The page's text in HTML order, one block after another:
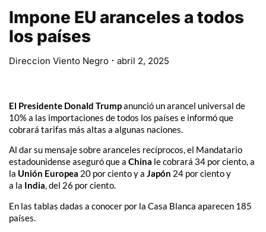
Impone EU aranceles a todos
los países
Direccion Viento Negro abril 2, 2025
El Presidente Donald Trumpanunció un arancel universal de
10% a las importaciones de todos los países e informó que
cobrará tarifas más altas a algunas naciones.
Al dar su mensaje sobre aranceles recíprocos, el Mandatario
estadounidense aseguró que a China le cobrará 34 por ciento, a
la Unión Europea 20 por ciento y a Japón 24 por ciento y
a la India, del 26 por ciento.
En las tablas dadas a conocer por la Casa Blanca aparecen 185
países.